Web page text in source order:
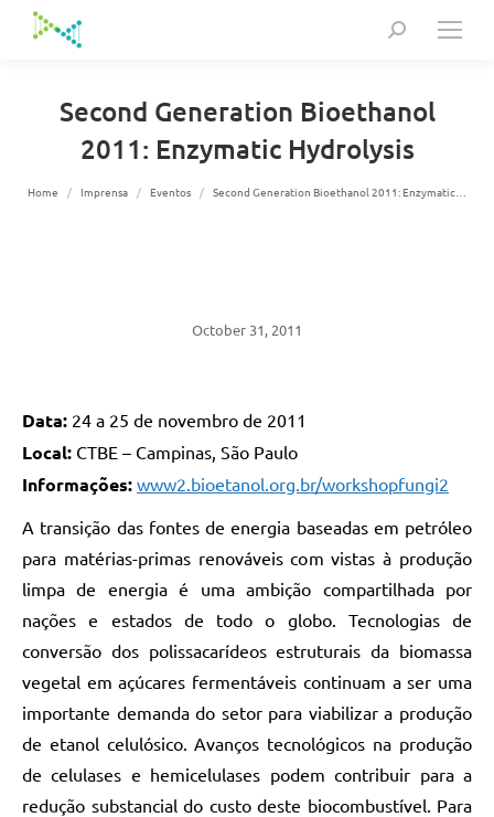
Search:
Second Generation Bioethanol
2011: Enzymatic Hydrolysis
You are here:
Home Imprensa Eventos Second Generation Bioethanol 2011: Enzymatic…
October 31, 2011
Data: 24 a 25 de novembro de 2011
Local: CTBE – Campinas, São Paulo
Informações: www2.bioetanol.org.br/workshopfungi2
A transição das fontes de energia baseadas em petróleo
para matérias-primas renováveis com vistas à produção
limpa de energia é uma ambição compartilhada por
nações e estados de todo o globo. Tecnologias de
conversão dos polissacarídeos estruturais da biomassa
vegetal em açúcares fermentáveis continuam a ser uma
importante demanda do setor para viabilizar a produção
de etanol celulósico. Avanços tecnológicos na produção
de celulases e hemicelulases podem contribuir para a
redução substancial do custo deste biocombustível. Para